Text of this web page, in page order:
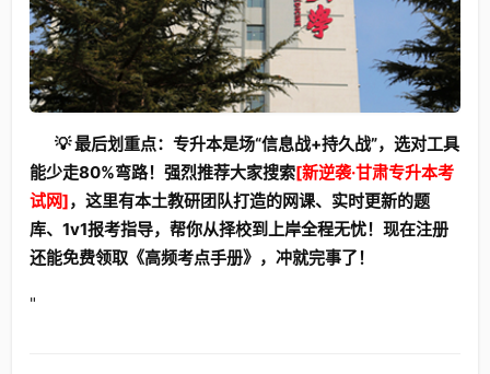
💡 最后划重点：专升本是场“信息战+持久战”，选对工具
能少走80%弯路！强烈推荐大家搜索[新逆袭·甘肃专升本考
试网]，这里有本土教研团队打造的网课、实时更新的题
库、1v1报考指导，帮你从择校到上岸全程无忧！现在注册
还能免费领取《高频考点手册》，冲就完事了！
"